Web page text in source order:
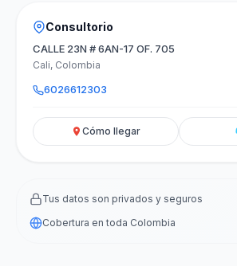
Consultorio
CALLE 23N # 6AN-17 OF. 705
Cali, Colombia
6026612303
Cómo llegar
Tus datos son privados y seguros
Cobertura en toda Colombia